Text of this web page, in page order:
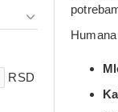
RSD